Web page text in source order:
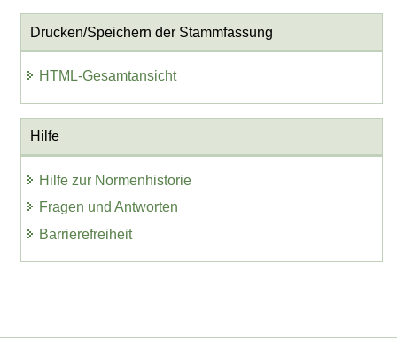
Drucken/Speichern der Stammfassung
HTML-Gesamtansicht
Hilfe
Hilfe zur Normenhistorie
Fragen und Antworten
Barrierefreiheit